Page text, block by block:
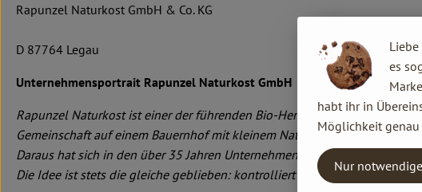
Rapunzel Naturkost GmbH & Co. KG
D 87764 Legau
Unternehmensportrait Rapunzel Naturkost GmbH
Rapunzel Naturkost ist einer der führenden Bio-Hersteller in Europa.
Gemeinschaft auf einem Bauernhof mit kleinem Naturkostladen im
Daraus hat sich in den über 35 Jahren Unternehmensgeschichte ein
Die Idee ist stets die gleiche geblieben: kontrolliert biologische,
es
habt ihr in
Möglichkeit
Nur